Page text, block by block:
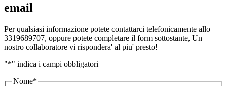
email
Per qualsiasi informazione potete contattarci telefonicamente allo
3319689707, oppure potete completare il form sottostante, Un
nostro collaboratore vi rispondera' al piu' presto!
"*" indica i campi obbligatori
Nome*